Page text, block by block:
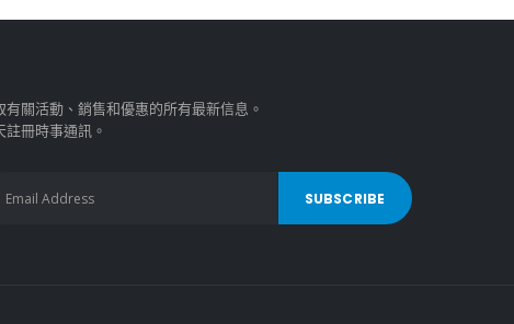
有關活動、銷售和優惠的所有最新信息。
註冊時事通訊。